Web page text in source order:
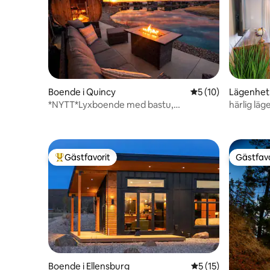
Boende i Quincy 5 av 5 i
5 (10)
*NYTT*Lyxboende med bastu,
härlig
Populär gästfavorit
Gästfavorit
Boende i Ellensburg 5 av 5 i
5 (15)